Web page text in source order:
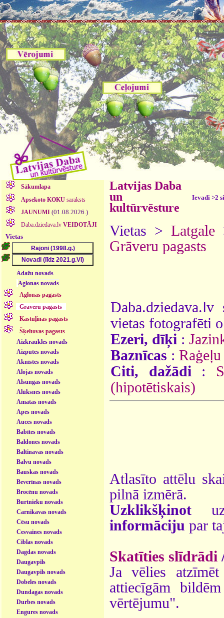
Sākumlapa
Apsekoto KOKUsaraksts
JAUNUMI (01.08.2026.)
Daba.dziedava.lv VEIDOTĀJI
Vietas
Ādažu novads
Aglonas novads
Aglonas pagasts
Grāveru pagasts
Kastuļinas pagasts
Šķeltovas pagasts
Aizkraukles novads
Aizputes novads
Aknīstes novads
Alojas novads
Alsungas novads
Alūksnes novads
Amatas novads
Apes novads
Auces novads
Babītes novads
Baldones novads
Baltinavas novads
Balvu novads
Bauskas novads
Beverīnas novads
Brocēnu novads
Burtnieku novads
Carnikavas novads
Cēsu novads
Cesvaines novads
Ciblas novads
Dagdas novads
Daugavpils
Daugavpils novads
Dobeles novads
Dundagas novads
Durbes novads
Engures novads
Latvijas Daba
un
kultūrvēsture
Ievadi >2
Vietas > Latgale
Grāveru pagasts
vietas fotografēti
Ezeri, dīķi :
Baznīcas :
Citi, dažādi :
(hipotētiskais)
Atlasīto attēlu
pilnā izmērā.
Uzklikšķinot
informāciju par
Skatīties slīdrādi
Ja vēlies
attiecīgām
vērtējumu".